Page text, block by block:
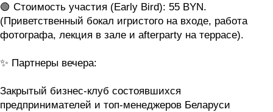
🟢 Стоимость участия (Early Bird): 55 BYN.
(Приветственный бокал игристого на входе, работа
фотографа, лекция в зале и afterparty на террасе).
✨ Партнеры вечера:
Закрытый бизнес-клуб состоявшихся
предпринимателей и топ-менеджеров Беларуси